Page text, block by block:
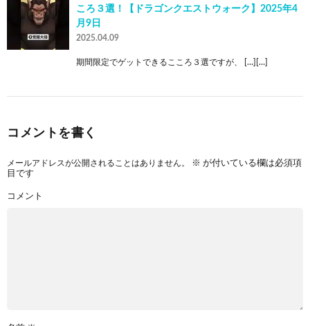
ころ３選！【ドラゴンクエストウォーク】2025年4
月9日
2025.04.09
期間限定でゲットできるこころ３選ですが、 […][…]
コメントを書く
メールアドレスが公開されることはありません。 ※ が付いている欄は必須項
目です
コメント